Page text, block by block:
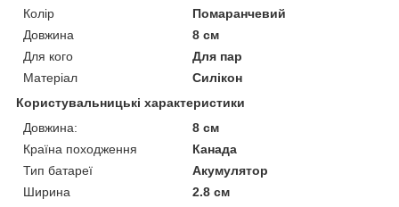
Колір
Помаранчевий
Довжина
8 см
Для кого
Для пар
Матеріал
Силікон
Користувальницькі характеристики
Довжина:
8 см
Країна походження
Канада
Тип батареї
Акумулятор
Ширина
2.8 см